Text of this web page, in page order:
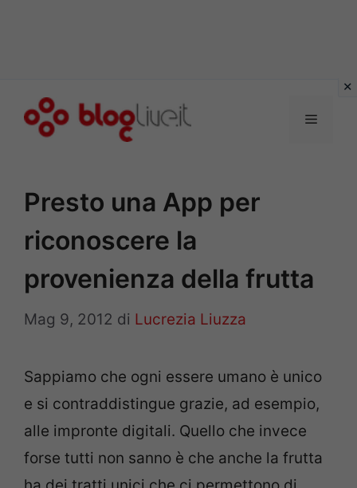
Menu
Presto una App per
riconoscere la
provenienza della frutta
Mag 9, 2012 di Lucrezia Liuzza
Sappiamo che ogni essere umano è unico
e si contraddistingue grazie, ad esempio,
alle impronte digitali. Quello che invece
forse tutti non sanno è che anche la frutta